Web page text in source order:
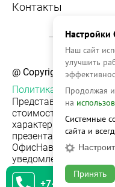
Контакты
@ Copyright, 2026
Политика
Представленная на
стоимости объектов,
характер и не
презентации объекта
ОфисНавигатор могут
уведомления.
+74951542930
Настройки
Наш сайт
улучшить
Продолжая
на
Системные
сайта и
Принять